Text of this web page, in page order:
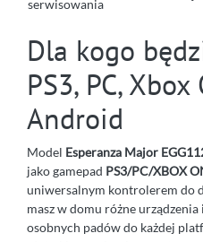
serwisowania
Dla kogo
PS3, PC, Xbox
Android
Model Esperanza Major
jako gamepad PS3/PC/XBOX
uniwersalnym kontrolerem do
masz w domu różne
osobnych padów do każdej